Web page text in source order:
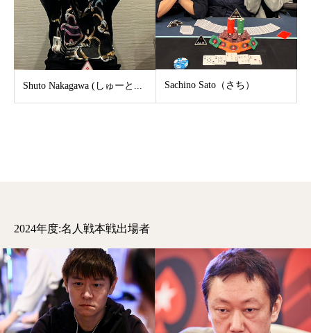
Shuto Nakagawa (しゅーと... Sachino Sato（さち）
2024年度:名人戦本戦出場者